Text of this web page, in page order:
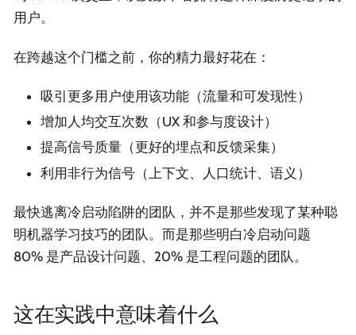
用户。
在跨越这个门槛之前，你的精力最好花在：
吸引更多用户使用该功能（流量和可发现性）
增加人均交互次数（UX 和参与度设计）
提高信号质量（更好的埋点和反馈采集）
利用非行为信号（上下文、人口统计、语义）
最快逃离冷启动陷阱的团队，并不是那些发现了某种聪
明机器学习技巧的团队。而是那些明白冷启动问题
80% 是产品设计问题、20% 是工程问题的团队。
这在实践中意味着什么